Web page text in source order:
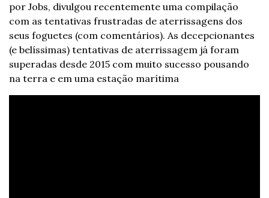
por Jobs, divulgou recentemente uma compilação
com as tentativas frustradas de aterrissagens dos
seus foguetes (com comentários). As decepcionantes
(e belíssimas) tentativas de aterrissagem já foram
superadas desde 2015 com muito sucesso pousando
na terra e em uma estação marítima